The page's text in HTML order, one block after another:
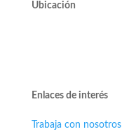
Ubicación
Enlaces de interés
Trabaja con nosotros